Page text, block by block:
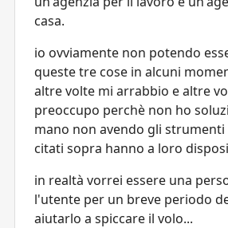
casa.
io ovviamente non potendo
queste tre cose in alcuni
altre volte mi arrabbio e altre
preoccupo perchè non ho
mano non avendo gli strumenti
citati sopra hanno a loro
in realtà vorrei essere una
l'utente per un breve periodo
aiutarlo a spiccare il volo...